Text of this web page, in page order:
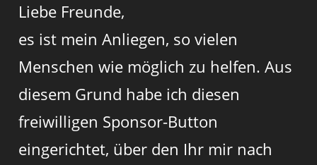
Liebe Freunde,
es ist mein Anliegen, so vielen
Menschen wie möglich zu helfen. Aus
diesem Grund habe ich diesen
freiwilligen Sponsor-Button
eingerichtet, über den Ihr mir nach